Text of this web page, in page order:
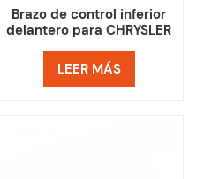
Brazo de control inferior
delantero para CHRYSLER
68211643AF
LEER MÁS